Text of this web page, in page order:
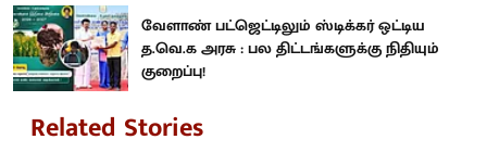
வேளாண் பட்ஜெட்டிலும் ஸ்டிக்கர் ஒட்டிய
த.வெ.க அரசு : பல திட்டங்களுக்கு நிதியும்
குறைப்பு!
Related Stories